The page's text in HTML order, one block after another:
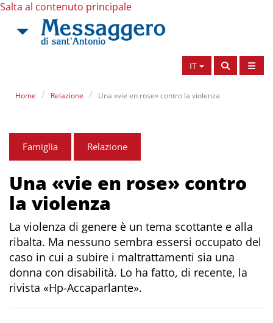
Salta al contenuto principale
IT
Home Relazione Una «vie en rose» contro la violenza
Famiglia Relazione
Una «vie en rose» contro
la violenza
La violenza di genere è un tema scottante e alla
ribalta. Ma nessuno sembra essersi occupato del
caso in cui a subire i maltrattamenti sia una
donna con disabilità. Lo ha fatto, di recente, la
rivista «Hp-Accaparlante».